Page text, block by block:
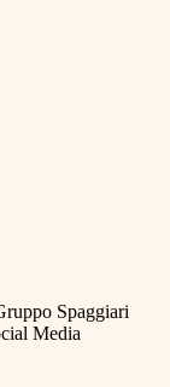
Spaggiari
Media